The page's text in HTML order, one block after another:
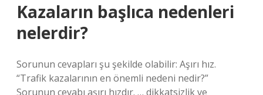
Kazaların başlıca nedenleri
nelerdir?
Sorunun cevapları şu şekilde olabilir: Aşırı hız.
“Trafik kazalarının en önemli nedeni nedir?”
Sorunun cevabı aşırı hızdır. … dikkatsizlik ve